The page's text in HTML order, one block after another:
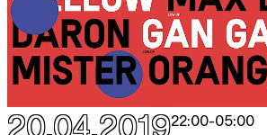
20.04.201922:00-05:00